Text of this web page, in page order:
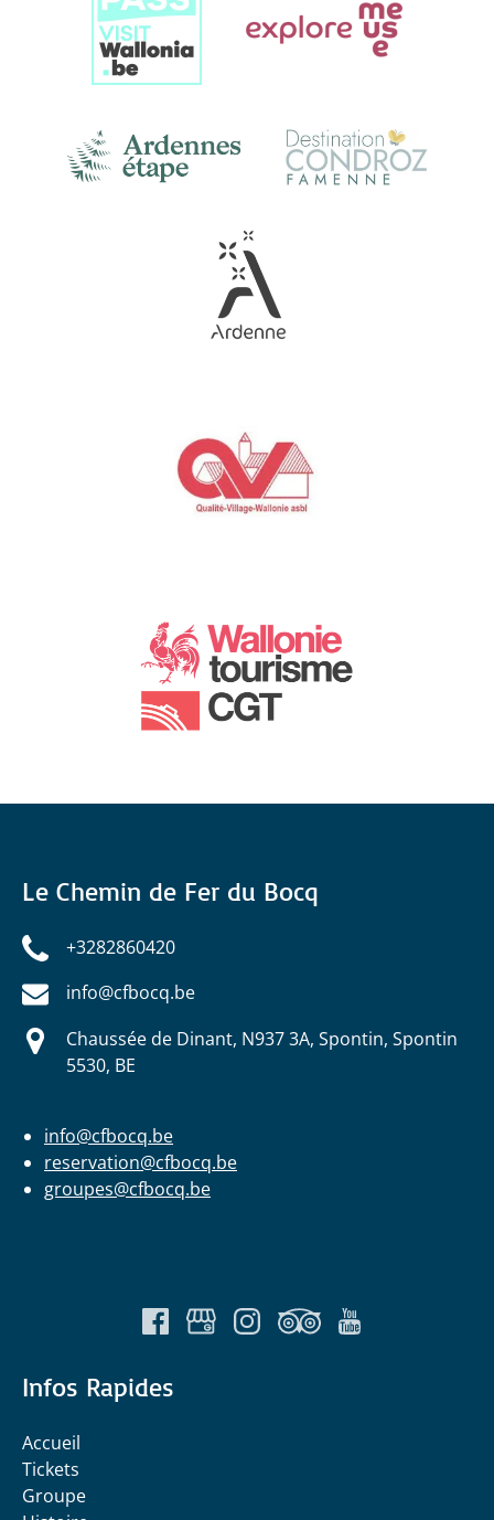
Le Chemin de Fer du Bocq
+3282860420
info@cfbocq.be
Chaussée de Dinant, N937 3A, Spontin, Spontin
5530, BE
info@cfbocq.be
reservation@cfbocq.be
groupes@cfbocq.be
Infos Rapides
Accueil
Tickets
Groupe